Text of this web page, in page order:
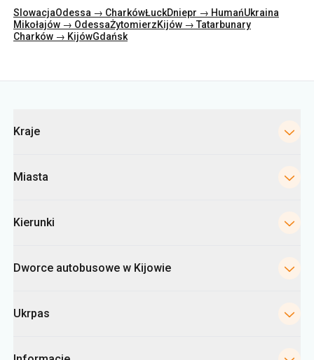
SlowacjaOdessa → CharkówŁuckDniepr → HumańUkraina
Mikołajów → OdessaŻytomierzKijów → Tatarbunary
Charków → KijówGdańsk
Kraje
Miasta
Kierunki
Dworce autobusowe w Kijowie
Ukrpas